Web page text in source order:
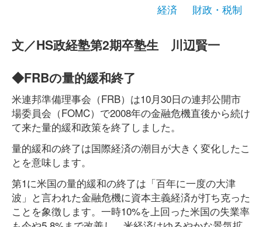
経済
財政・税制
文／HS政経塾第2期卒塾生 川辺賢一
◆FRBの量的緩和終了
米連邦準備理事会（FRB）は10月30日の連邦公開市
場委員会（FOMC）で2008年の金融危機直後から続け
て来た量的緩和政策を終了しました。
量的緩和の終了は国際経済の潮目が大きく変化したこ
とを意味します。
第1に米国の量的緩和の終了は「百年に一度の大津
波」と言われた金融危機に資本主義経済が打ち克った
ことを象徴します。一時10%を上回った米国の失業率